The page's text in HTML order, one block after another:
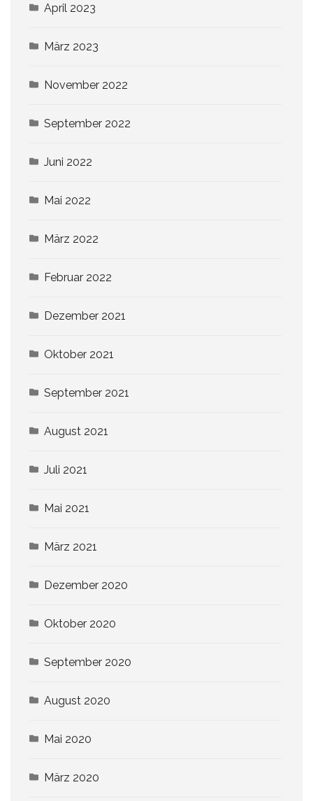
April 2023
März 2023
November 2022
September 2022
Juni 2022
Mai 2022
März 2022
Februar 2022
Dezember 2021
Oktober 2021
September 2021
August 2021
Juli 2021
Mai 2021
März 2021
Dezember 2020
Oktober 2020
September 2020
August 2020
Mai 2020
März 2020